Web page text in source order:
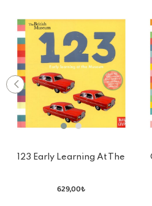
123 Early Learning At The
629,00₺